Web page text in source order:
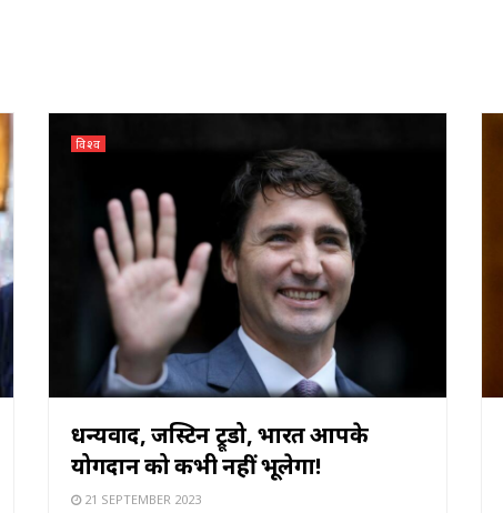
विश्व
धन्यवाद, जस्टिन ट्रूडो, भारत आपके
योगदान को कभी नहीं भूलेगा!
21 SEPTEMBER 2023